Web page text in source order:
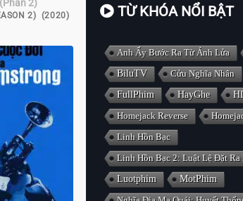
2)
2) (2020) TỪ KHÓA NỔI BẬT
Anh Ấy Bước Ra Từ Ánh Lửa
BiluTV
Cửu Nghĩa Nhân
FullPhim
HayGhe
Homejack Reverse
Linh Hồn Bạc
Linh Hồn Bạc 2: Luật Lệ Đặt Ra
Luotphim
MotPhim